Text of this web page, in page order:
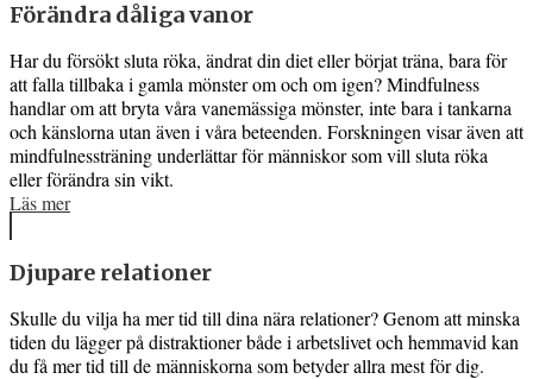
Förändra dåliga vanor
Har du försökt sluta röka, ändrat din diet eller börjat träna, bara för
att falla tillbaka i gamla mönster om och om igen? Mindfulness
handlar om att bryta våra vanemässiga mönster, inte bara i tankarna
och känslorna utan även i våra beteenden. Forskningen visar även att
mindfulnessträning underlättar för människor som vill sluta röka
eller förändra sin vikt.
Läs mer
Djupare relationer
Skulle du vilja ha mer tid till dina nära relationer? Genom att minska
tiden du lägger på distraktioner både i arbetslivet och hemmavid kan
du få mer tid till de människorna som betyder allra mest för dig.